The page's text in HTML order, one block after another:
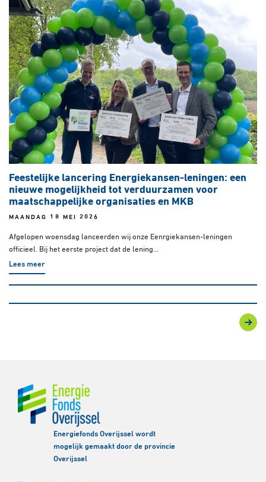
Feestelijke lancering Energiekansen-leningen: een
nieuwe mogelijkheid tot verduurzamen voor
maatschappelijke organisaties en MKB
MAANDAG 18 MEI 2026
Afgelopen woensdag lanceerden wij onze Eenrgiekansen-leningen
officieel. Bij het eerste project dat de lening...
Lees meer
Energiefonds Overijssel wordt
mogelijk gemaakt door de provincie
Overijssel